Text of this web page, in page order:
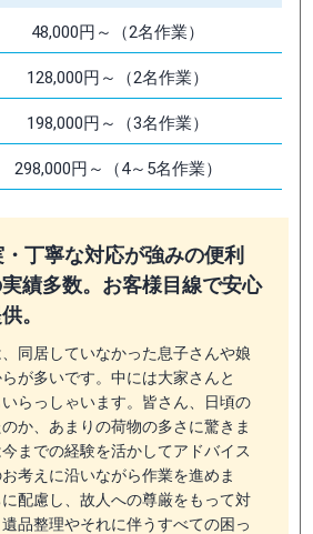
48,000円～（2名作業）
128,000円～（2名作業）
198,000円～（3名作業）
298,000円～（4～5名作業）
丁寧な対応が強みの便利
績多数。お客様目線で安心
。
同居していなかった息子さんや娘
が多いです。中には大家さんと
らっしゃいます。皆さん、日頃の
か、あまりの荷物の多さに驚きま
までの経験を活かしてアドバイス
考えに沿いながら作業を進めま
配慮し、故人への尊厳をもって対
品整理やそれに伴うすべての困っ